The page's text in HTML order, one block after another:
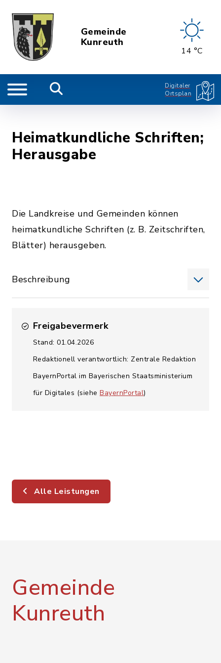
Gemeinde
Kunreuth
14 °C
Digitaler
Ortsplan
Heimatkundliche Schriften;
Herausgabe
Die Landkreise und Gemeinden können
heimatkundliche Schriften (z. B. Zeitschriften,
Blätter) herausgeben.
Beschreibung
Freigabevermerk
Stand: 01.04.2026
Redaktionell verantwortlich: Zentrale Redaktion
BayernPortal im Bayerischen Staatsministerium
für Digitales (siehe BayernPortal)
Alle Leistungen
Gemeinde
Kunreuth